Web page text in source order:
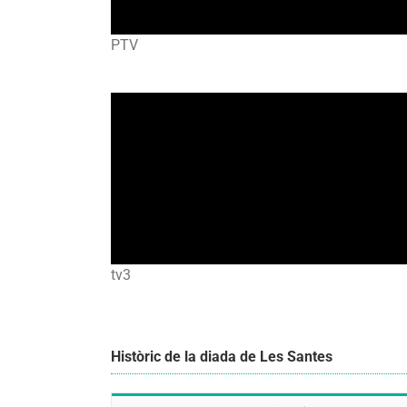
PTV
tv3
Històric de la diada de Les Santes